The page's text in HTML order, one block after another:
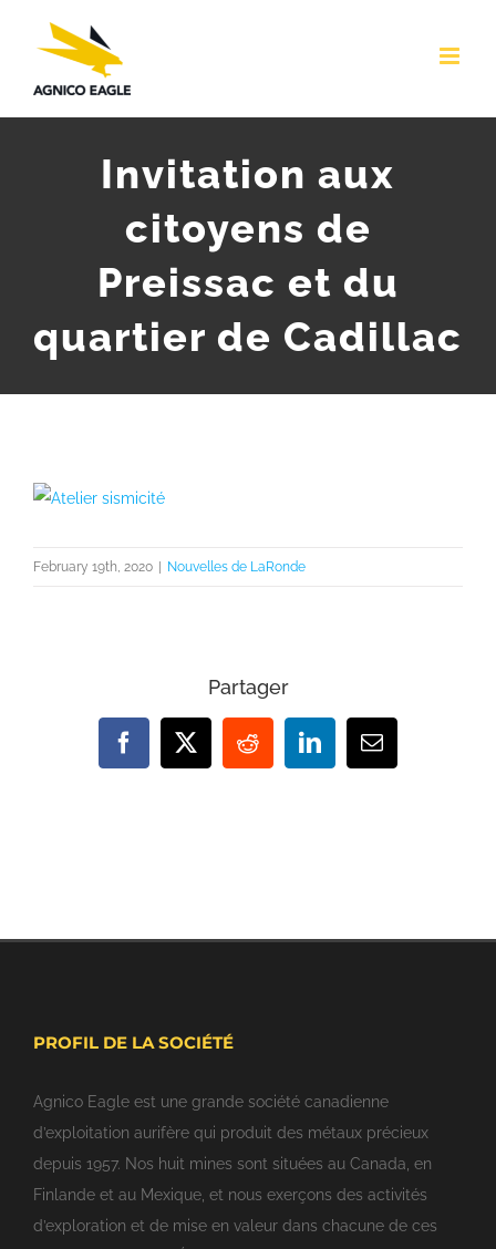
Invitation aux
citoyens de
Preissac et du
quartier de Cadillac
View
Image
February 19th, 2020 | Nouvelles de LaRonde
Partager
Facebook
X RedditLinkedInEmail
PROFIL DE LA SOCIÉTÉ
Agnico Eagle est une grande société canadienne
d’exploitation aurifère qui produit des métaux précieux
depuis 1957. Nos huit mines sont situées au Canada, en
Finlande et au Mexique, et nous exerçons des activités
d’exploration et de mise en valeur dans chacune de ces